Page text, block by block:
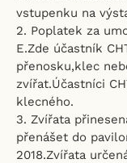
vstupenku na
2. Poplatek za
E.Zde účastník
přenosku,klec
zvířat.Účastníci
klecného.
3. Zvířata
přenášet do
2018.Zvířata